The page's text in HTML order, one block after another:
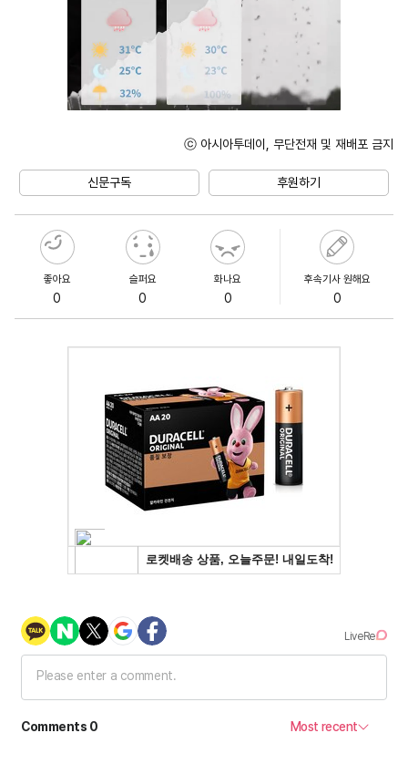
ⓒ 아시아투데이, 무단전재 및 재배포 금지
신문구독 후원하기
좋아요
0
슬퍼요
0
화나요
0
후속기사 원해요
0